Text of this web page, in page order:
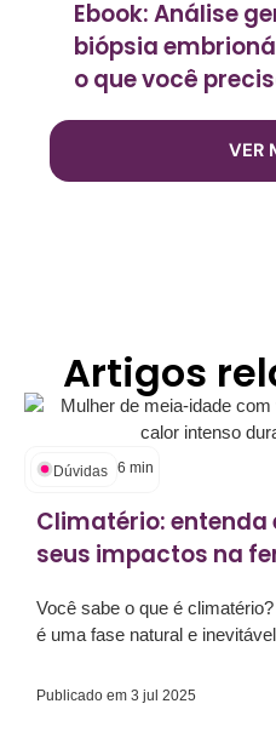
Ebook: Análise
biópsia
o que você
VER
Artigos
Dúvidas 6 min
Climatério: entenda
seus impactos na
Você sabe o que é
é uma fase natural e
Publicado em 3 jul 2025